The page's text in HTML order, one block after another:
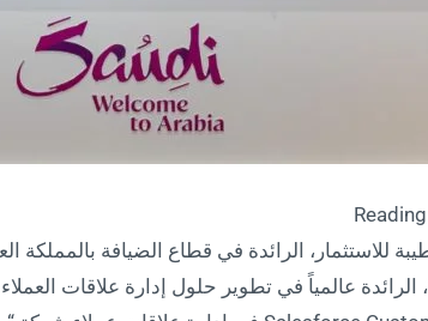
للاستثمار، الرائدة في قطاع الضيافة بالمملكة
عالمياً في تطوير حلول إدارة علاقات